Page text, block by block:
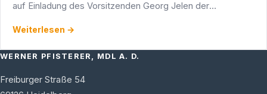
auf Einladung des Vorsitzenden Georg Jelen der
statt. Neben …
Weiterlesen →
WERNER PFISTERER, MDL A. D.
Freiburger Straße 54